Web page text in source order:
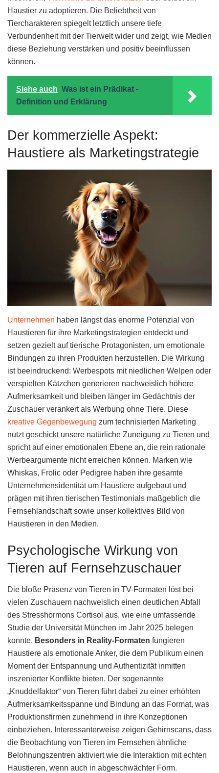
Haustier zu adoptieren. Die Beliebtheit von
Tiercharakteren spiegelt letztlich unsere tiefe
Verbundenheit mit der Tierwelt wider und zeigt, wie Medien
diese Beziehung verstärken und positiv beeinflussen
können.
Siehe auch Was ist ein Prädikat -
Definition und Erklärung
Der kommerzielle Aspekt:
Haustiere als Marketingstrategie
Unternehmen haben längst das enorme Potenzial von
Haustieren für ihre Marketingstrategien entdeckt und
setzen gezielt auf tierische Protagonisten, um emotionale
Bindungen zu ihren Produkten herzustellen. Die Wirkung
ist beeindruckend: Werbespots mit niedlichen Welpen oder
verspielten Kätzchen generieren nachweislich höhere
Aufmerksamkeit und bleiben länger im Gedächtnis der
Zuschauer verankert als Werbung ohne Tiere. Diese
kreative Gegenbewegung zum technisierten Marketing
nutzt geschickt unsere natürliche Zuneigung zu Tieren und
spricht auf einer emotionalen Ebene an, die rein rationale
Werbeargumente nicht erreichen können. Marken wie
Whiskas, Frolic oder Pedigree haben ihre gesamte
Unternehmensidentität um Haustiere aufgebaut und
prägen mit ihren tierischen Testimonials maßgeblich die
Fernsehlandschaft sowie unser kollektives Bild von
Haustieren in den Medien.
Psychologische Wirkung von
Tieren auf Fernsehzuschauer
Die bloße Präsenz von Tieren in TV-Formaten löst bei
vielen Zuschauern nachweislich einen deutlichen Abfall
des Stresshormons Cortisol aus, wie eine umfassende
Studie der Universität München im Jahr 2025 belegen
konnte. Besonders in Reality-Formaten fungieren
Haustiere als emotionale Anker, die dem Publikum einen
Moment der Entspannung und Authentizität inmitten
inszenierter Konflikte bieten. Der sogenannte
„Knuddelfaktor“ von Tieren führt dabei zu einer erhöhten
Aufmerksamkeitsspanne und Bindung an das Format, was
Produktionsfirmen zunehmend in ihre Konzeptionen
einbeziehen. Interessanterweise zeigen Gehirnscans, dass
die Beobachtung von Tieren im Fernsehen ähnliche
Belohnungszentren aktiviert wie die Interaktion mit echten
Haustieren, wenn auch in abgeschwächter Form.